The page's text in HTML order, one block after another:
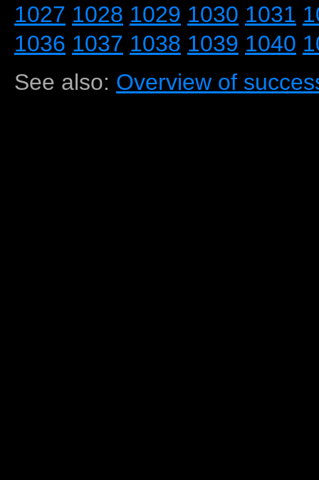
1027 1028 1029 1030 1031
1036 1037 1038 1039 1040
See also: Overview of